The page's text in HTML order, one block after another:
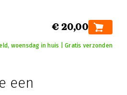
€ 20,00
woensdag in huis | Gratis verzonden
een